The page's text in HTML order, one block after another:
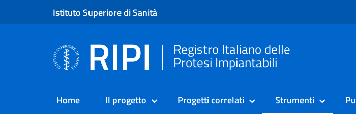
Istituto Superiore di Sanità
RIPI Registro Italiano delle
Protesi Impiantabili
Home Il progetto Progetti correlati Strumenti